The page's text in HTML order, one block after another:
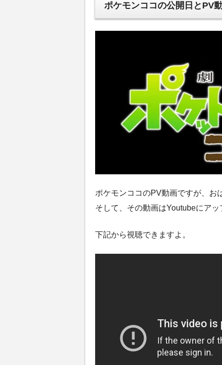
ポケモンココの公開日とPV
ポケモンココのPV動画ですが、お
そして、その動画はYoutubeにア
下記から視聴できますよ。